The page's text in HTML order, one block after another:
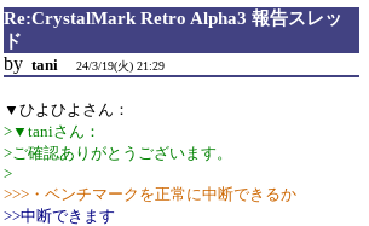
Re:CrystalMark Retro Alpha3 報告スレッ
ド
by tani 24/3/19(火) 21:29
▼ひよひよさん：
>▼taniさん：
>ご確認ありがとうございます。
>
>>>・ベンチマークを正常に中断できるか
>>中断できます